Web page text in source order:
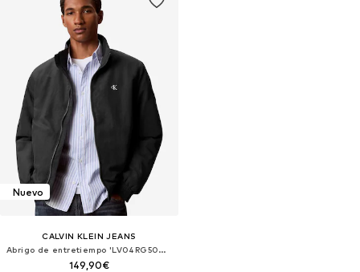
Nuevo
CALVIN KLEIN JEANS
Abrigo de entretiempo 'LV04RG500G'
149,90€